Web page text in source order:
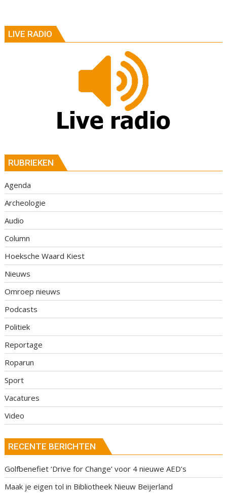
LIVE RADIO
RUBRIEKEN
Agenda
Archeologie
Audio
Column
Hoeksche Waard Kiest
Nieuws
Omroep nieuws
Podcasts
Politiek
Reportage
Roparun
Sport
Vacatures
Video
RECENTE BERICHTEN
Golfbenefiet ‘Drive for Change’ voor 4 nieuwe AED’s
Maak je eigen tol in Bibliotheek Nieuw Beijerland